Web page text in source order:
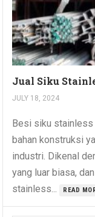
Jual Siku
JULY 18, 2024
Besi siku stainless
bahan konstruksi
industri. Dikenal
yang luar biasa,
stainless...
READ